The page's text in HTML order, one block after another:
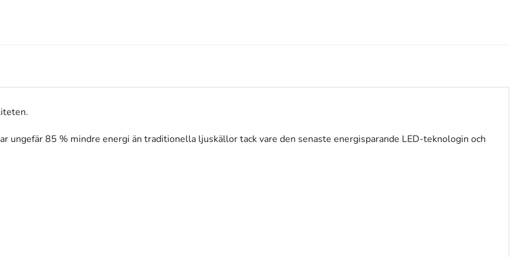
ungefär 85 % mindre energi än traditionella ljuskällor tack vare den senaste energisparande LED-teknologin och